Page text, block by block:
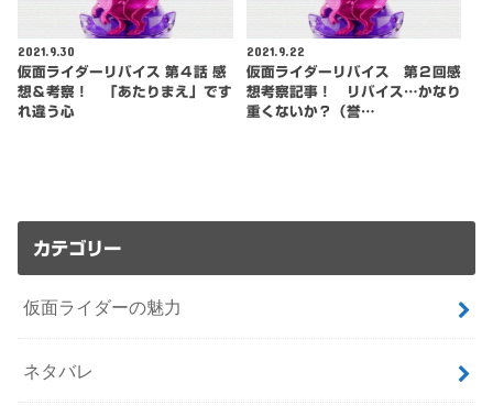
2021.9.30
仮面ライダーリバイス 第４話 感
想＆考察！ 「あたりまえ」です
れ違う心
2021.9.22
仮面ライダーリバイス 第２回感
想考察記事！ リバイス…かなり
重くないか？（誉…
カテゴリー
仮面ライダーの魅力
ネタバレ